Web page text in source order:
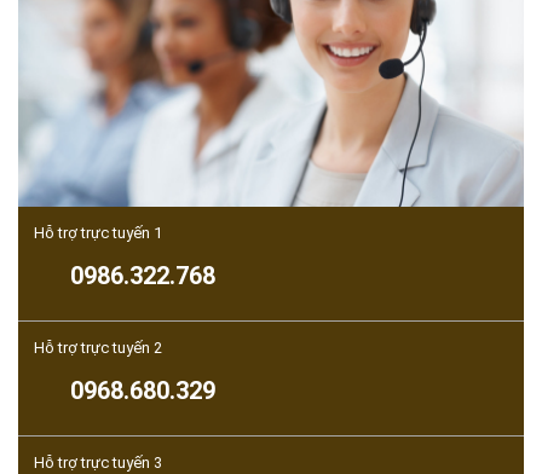
Hỗ trợ trực tuyến 1
0986.322.768
Hỗ trợ trực tuyến 2
0968.680.329
Hỗ trợ trực tuyến 3